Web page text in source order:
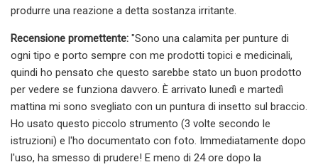
produrre una reazione a detta sostanza irritante.
Recensione promettente: "Sono una calamita per punture di
ogni tipo e porto sempre con me prodotti topici e medicinali,
quindi ho pensato che questo sarebbe stato un buon prodotto
per vedere se funziona davvero. È arrivato lunedì e martedì
mattina mi sono svegliato con un puntura di insetto sul braccio.
Ho usato questo piccolo strumento (3 volte secondo le
istruzioni) e l'ho documentato con foto. Immediatamente dopo
l'uso, ha smesso di prudere! E meno di 24 ore dopo la